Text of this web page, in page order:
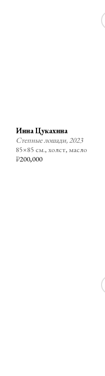
₽200,000
Инна Цукахина
Степные лошади, 2023
85×85 см., холст, масло